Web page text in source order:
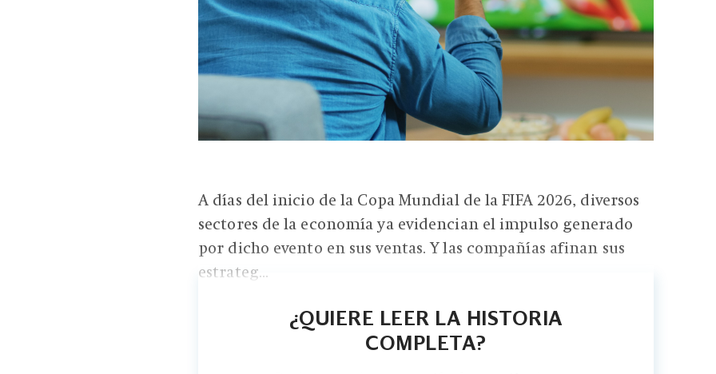
A días del inicio de la Copa Mundial de la FIFA 2026, diversos
sectores de la economía ya evidencian el impulso generado
por dicho evento en sus ventas. Y las compañías afinan sus
estrateg...
¿QUIERE LEER LA HISTORIA
COMPLETA?